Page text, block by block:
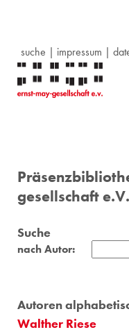
suche | impressum |
gesellschaft e.V.
Suche
nach Autor:
Autoren
Walther Riese